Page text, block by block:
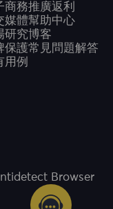
商務
媒體
研究
保護
用例
推廣返利
幫助中心
博客
常見問題解答
Browser